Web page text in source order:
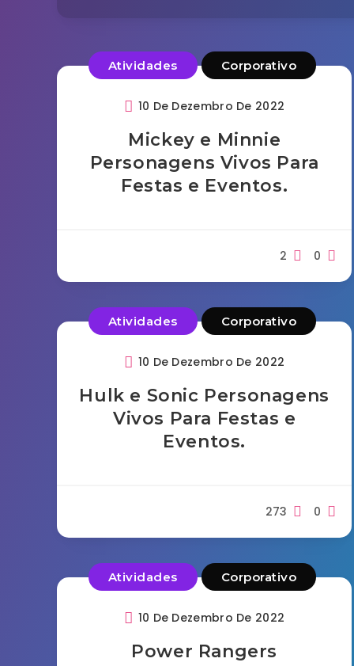
Atividades Corporativo
10 De Dezembro De 2022
Mickey e Minnie
Personagens Vivos Para
Festas e Eventos.
0
2
Atividades Corporativo
10 De Dezembro De 2022
Hulk e Sonic Personagens
Vivos Para Festas e
Eventos.
0
273
Atividades Corporativo
10 De Dezembro De 2022
Power Rangers